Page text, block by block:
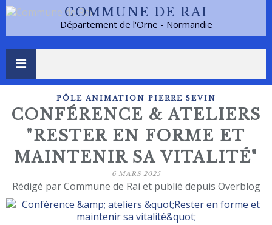
COMMUNE DE RAI
Département de l'Orne - Normandie
PÔLE ANIMATION PIERRE SEVIN
CONFÉRENCE & ATELIERS
"RESTER EN FORME ET
MAINTENIR SA VITALITÉ"
6 MARS 2025
Rédigé par Commune de Rai et publié depuis Overblog